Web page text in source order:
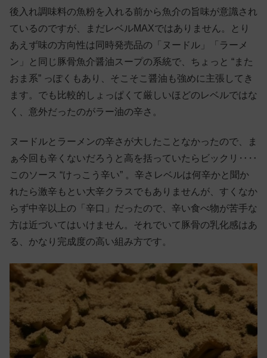
後入れ調味料の魚粉を入れる前から魚介の旨味が意識され
ているのですが、まだレベルMAXではありません。とり
あえず味の方向性は同時発売品の「ヌードル」「ラーメ
ン」と同じ豚骨魚介醤油スープの系統で、ちょっと “また
おま系” っぽくもあり、そこそこ醤油も強めに主張してき
ます。でも比較的しょっぱくて厳しいほどのレベルではな
く、意外だったのがラー油の辛さ。
ヌードルとラーメンの辛さが大したことなかったので、ま
ぁ今回も辛くないだろうと高を括っていたらビックリ‥‥
このソース “けっこう辛い” 。辛さレベルは何辛かと聞か
れたら激辛もとい大辛クラスでもありませんが、すくなか
らず中辛以上の「辛口」だったので、辛い食べ物が苦手な
方は近づいてはいけません。それでいて豚骨の乳化感はあ
る、かなり完成度の高い組み方です。